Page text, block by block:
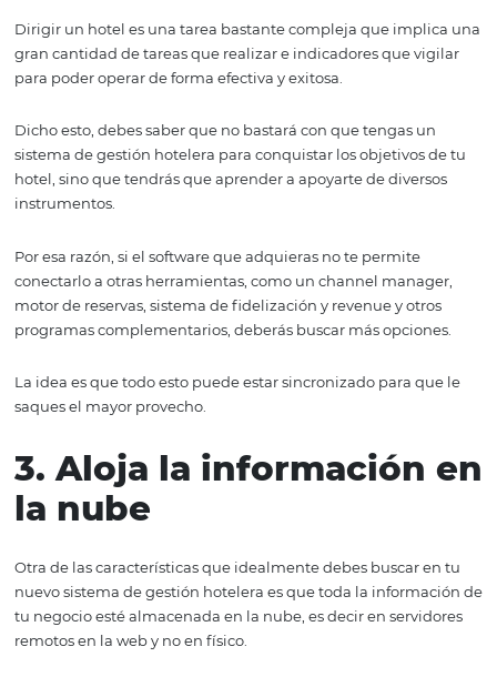
Y es que si al momento de contratar tus servicios, tu
tus clientes, podrás mejorar la experiencia de los
ende, rentabilizar tu negocio en gran medida.
sistemas o servicios
gran cantidad de tareas que realizar e indicadores que
para poder operar de forma efectiva y exitosa.
Dicho esto, debes saber que no bastará con que tengas
sistema de gestión hotelera para conquistar los
hotel, sino que tendrás que aprender a apoyarte de
Por esa razón, si el software que adquieras no te permite
conectarlo a otras herramientas, como un channel